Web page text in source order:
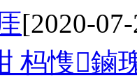
[2020-
杩愯鏀